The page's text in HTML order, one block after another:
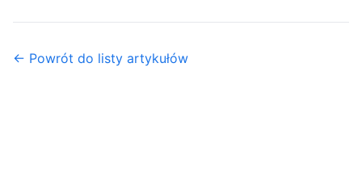
← Powrót do listy artykułów